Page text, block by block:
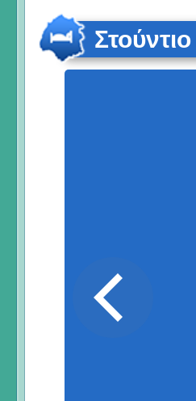
Στούντιο